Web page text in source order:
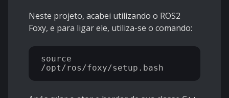
Neste projeto, acabei utilizando o ROS2
Foxy, e para ligar ele, utiliza-se o comando:
source